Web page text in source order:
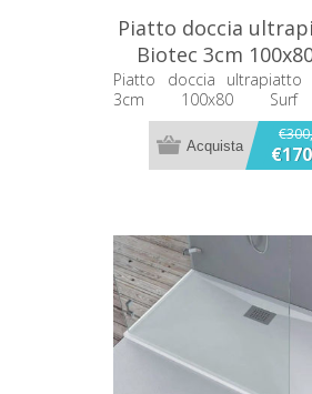
Piatto doccia
Biotec 3cm
Kinedo
Piatto doccia
3cm 100x80 Surf
PISUR301080BI